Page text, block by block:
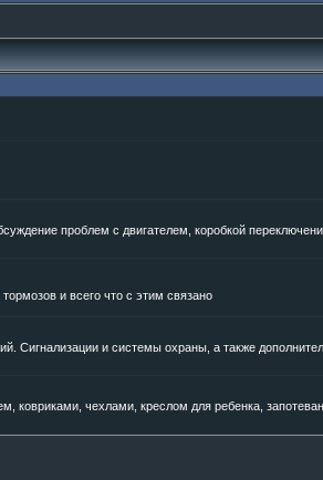
проблем с двигателем, коробкой
и всего что с этим связано
Сигнализации и системы охраны, а также
ковриками, чехлами, креслом для ребенка,